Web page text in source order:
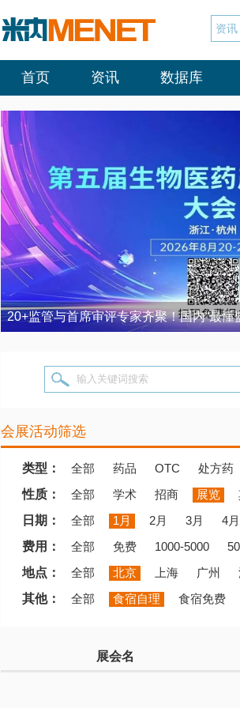
资讯
首页 资讯 数据库
20+监管与首席审评专家齐聚！国内“最
输入关键词搜索
会展活动筛选
类型： 全部 药品 OTC 处方药
性质：
全部 学术 招商 展览
日期：
全部 1月 2月 3月 4月
费用：
全部 免费 1000-5000
地点：
全部 北京 上海 广州
其他：
全部 食宿自理 食宿免费
展会名